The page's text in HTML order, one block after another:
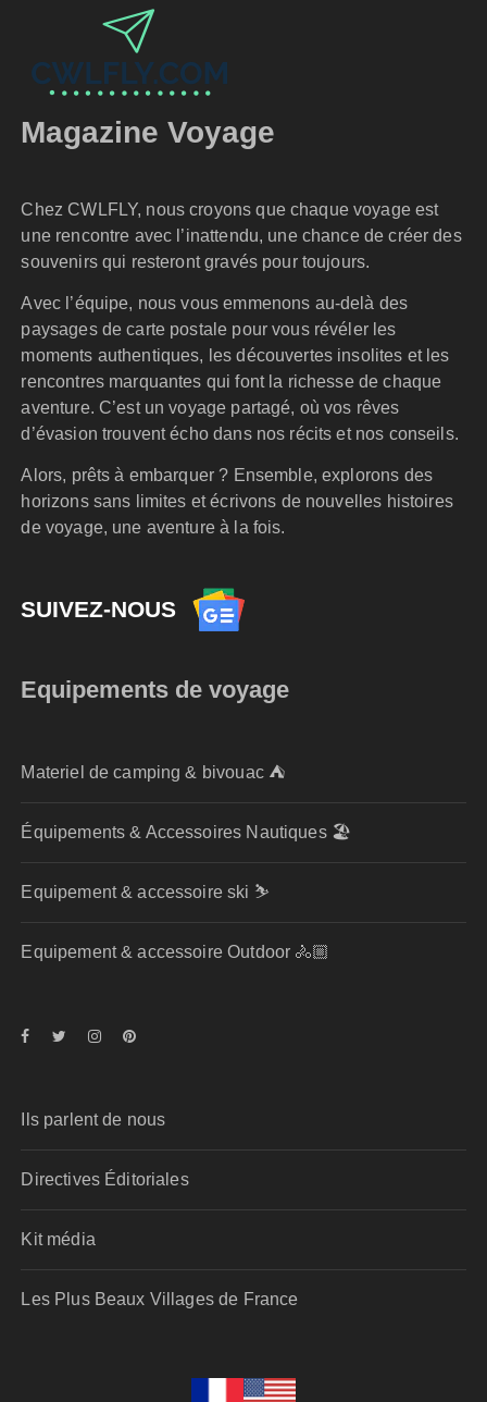
Magazine Voyage
Chez CWLFLY, nous croyons que chaque voyage est
une rencontre avec l’inattendu, une chance de créer des
souvenirs qui resteront gravés pour toujours.
Avec l’équipe, nous vous emmenons au-delà des
paysages de carte postale pour vous révéler les
moments authentiques, les découvertes insolites et les
rencontres marquantes qui font la richesse de chaque
aventure. C’est un voyage partagé, où vos rêves
d’évasion trouvent écho dans nos récits et nos conseils.
Alors, prêts à embarquer ? Ensemble, explorons des
horizons sans limites et écrivons de nouvelles histoires
de voyage, une aventure à la fois.
SUIVEZ-NOUS
Equipements de voyage
Materiel de camping & bivouac ⛺
Équipements & Accessoires Nautiques 🏖️
Equipement & accessoire ski ⛷️
Equipement & accessoire Outdoor 🚴🏼
Ils parlent de nous
Directives Éditoriales
Kit média
Les Plus Beaux Villages de France